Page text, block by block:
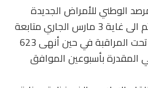
الوطني للأمراض الجديدة
والمستجدة اليوم الاربعاء أنه تم الى غاية 3 مارس الجاري متابعة
1619 شخصا لا زال 996 منهم تحت المراقبة في حين أنهى 623
المقدرة بأسبوعين الموافق